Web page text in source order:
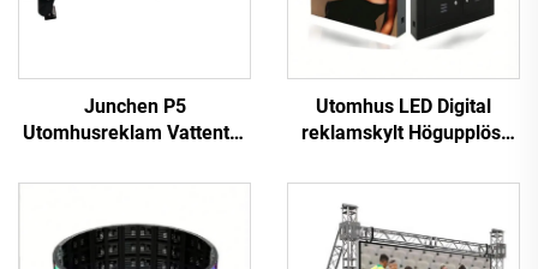
Junchen P5
Utomhusreklam Vattentät
Taxibilar Videovägg
reklamskärm för bilar
Utomhus LED Digital
reklamskylt Högupplöst
prestanda P10 LED
Videovägg
Jordglovarskärm